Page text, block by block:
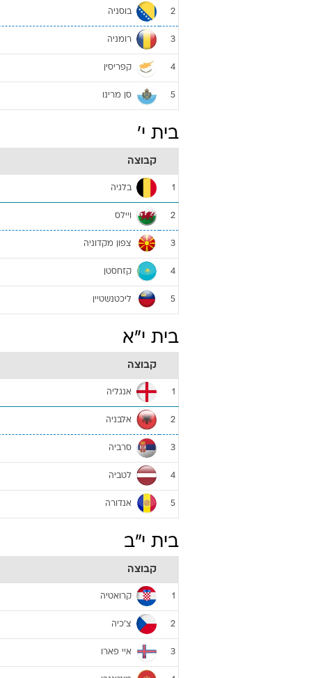
2 בוסניה
3 רומניה
4 קפריסין
5 סן מרינו
בית י'
קבוצה
1 בלגיה
2 ויילס
3 צפון מקדוניה
4 קזחסטן
5 ליכטנשטיין
בית י"א
קבוצה
1 אנגליה
2 אלבניה
3 סרביה
4 לטביה
5 אנדורה
בית י"ב
קבוצה
1 קרואטיה
2 צ'כיה
3 איי פארו